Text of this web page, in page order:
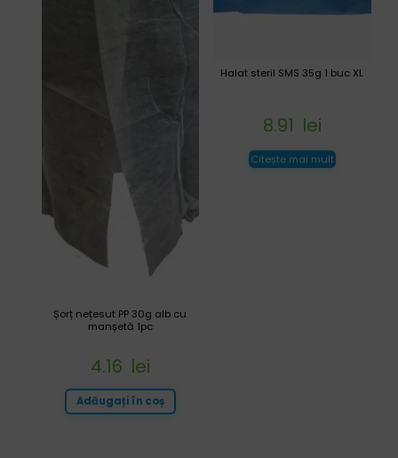
Halat steril SMS 35g 1 buc XL
8.91 lei
Citește mai mult
Șorț nețesut PP 30g alb cu
manșetă 1pc
4.16 lei
Adăugați în coș